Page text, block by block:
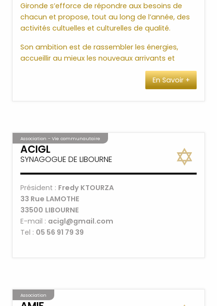
Gironde s’efforce de répondre aux besoins de
chacun et propose, tout au long de l’année, des
activités cultuelles et culturelles de qualité.
Son ambition est de rassembler les énergies,
accueillir au mieux les nouveaux arrivants et
rester à l’écoute de chaque adhérent.
En Savoir +
Association - Vie communautaire
ACIGL
SYNAGOGUE DE LIBOURNE
Président : Fredy KTOURZA
33 Rue LAMOTHE
33500 LIBOURNE
E-mail : acigl@gmail.com
Tel : 05 56 91 79 39
Association